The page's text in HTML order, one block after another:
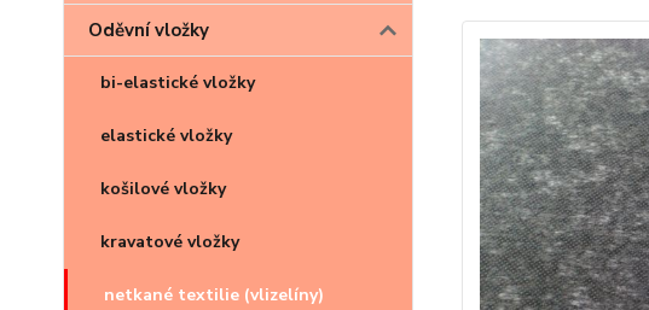
Oděvní vložky
bi-elastické vložky
elastické vložky
košilové vložky
kravatové vložky
netkané textilie (vlizelíny)